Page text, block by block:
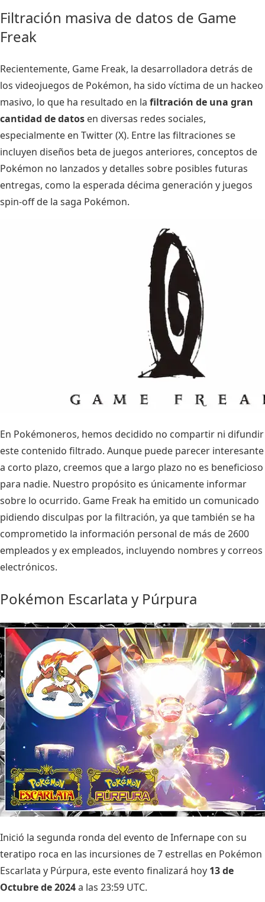
Filtración masiva de datos de Game
Freak
Recientemente, Game Freak, la desarrolladora detrás de
los videojuegos de Pokémon, ha sido víctima de un hackeo
masivo, lo que ha resultado en la filtración de una gran
cantidad de datos en diversas redes sociales,
especialmente en Twitter (X). Entre las filtraciones se
incluyen diseños beta de juegos anteriores, conceptos de
Pokémon no lanzados y detalles sobre posibles futuras
entregas, como la esperada décima generación y juegos
spin-off de la saga Pokémon.
En Pokémoneros, hemos decidido no compartir ni difundir
este contenido filtrado. Aunque puede parecer interesante
a corto plazo, creemos que a largo plazo no es beneficioso
para nadie. Nuestro propósito es únicamente informar
sobre lo ocurrido. Game Freak ha emitido un comunicado
pidiendo disculpas por la filtración, ya que también se ha
comprometido la información personal de más de 2600
empleados y ex empleados, incluyendo nombres y correos
electrónicos.
Pokémon Escarlata y Púrpura
Inició la segunda ronda del evento de Infernape con su
teratipo roca en las incursiones de 7 estrellas en Pokémon
Escarlata y Púrpura, este evento finalizará hoy 13 de
Octubre de 2024a las 23:59 UTC.